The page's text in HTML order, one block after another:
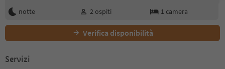
notte
2 ospiti 1 camera
Verifica disponibilità
Servizi